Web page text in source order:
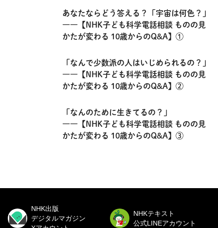
あなたならどう答える？「宇宙は何色？」
――【NHK子ども科学電話相談 ものの見
かたが変わる 10歳からのQ&A】①
「なんで少数派の人はいじめられるの？」
――【NHK子ども科学電話相談 ものの見
かたが変わる 10歳からのQ&A】②
「なんのために生きてるの？」
――【NHK子ども科学電話相談 ものの見
かたが変わる 10歳からのQ&A】③
NHK出版
デジタルマガジン
NHKテキスト
公式LINEアカウント